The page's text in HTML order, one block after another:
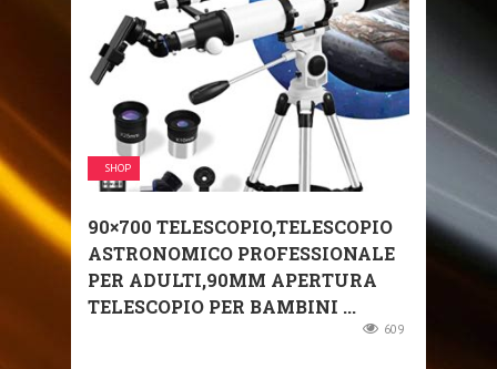
SHOP
90×700 TELESCOPIO,TELESCOPIO
ASTRONOMICO PROFESSIONALE
PER ADULTI,90MM APERTURA
TELESCOPIO PER BAMBINI ...
609